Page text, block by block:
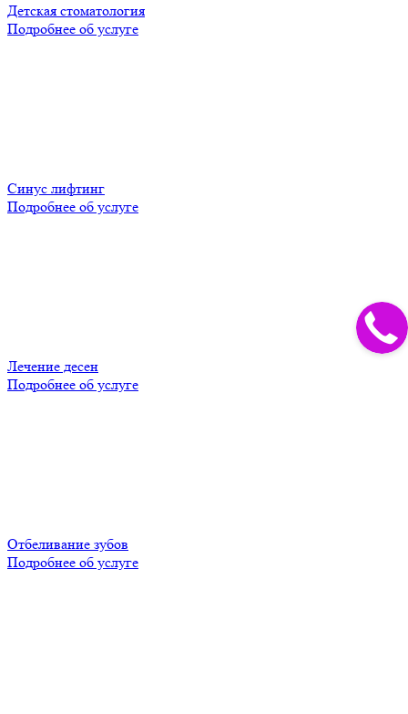
Детская стоматология
Подробнее об услуге
Синус лифтинг
Подробнее об услуге
Лечение десен
Подробнее об услуге
Отбеливание зубов
Подробнее об услуге